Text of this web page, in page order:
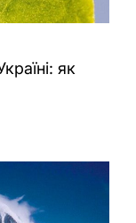
як